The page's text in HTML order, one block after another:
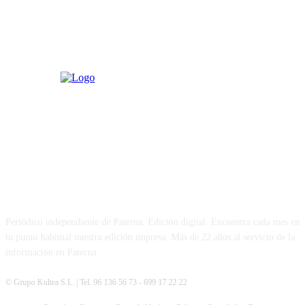
© Grupo Kultea S.L. | Tel. 96 136 56 73 - 699 17 22 22